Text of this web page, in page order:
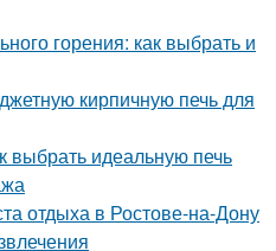
горения: как выбрать и
кирпичную печь для
выбрать идеальную печь
отдыха в Ростове-на-Дону